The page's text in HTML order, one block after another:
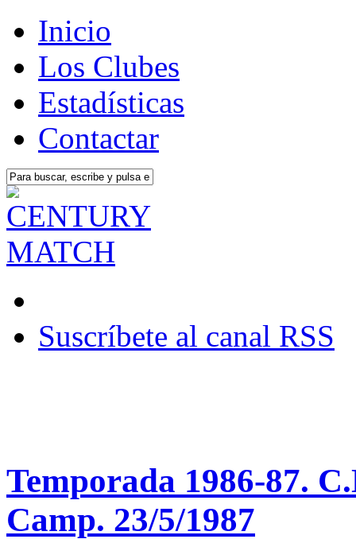
Inicio
Los Clubes
Estadísticas
Contactar
Suscríbete al canal RSS
Temporada 1986-87.
Camp. 23/5/1987